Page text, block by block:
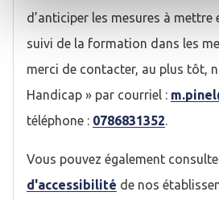
d’anticiper les mesures à mettre
suivi de la formation dans les
merci de contacter, au plus tôt,
Handicap » par courriel :
téléphone : 0786831352.
Vous pouvez également
d'accessibilité de nos